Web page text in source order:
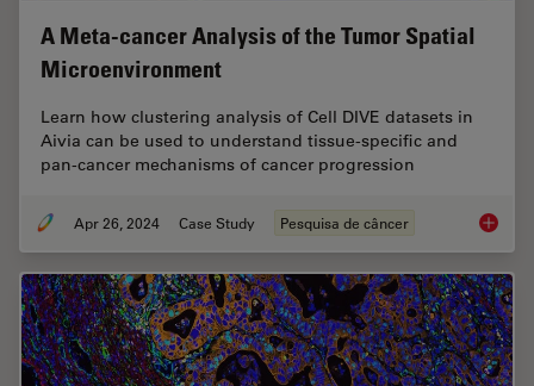
A Meta-cancer Analysis of the Tumor Spatial
Microenvironment
Learn how clustering analysis of Cell DIVE datasets in
Aivia can be used to understand tissue-specific and
pan-cancer mechanisms of cancer progression
Apr 26, 2024 Case Study Pesquisa de câncer A